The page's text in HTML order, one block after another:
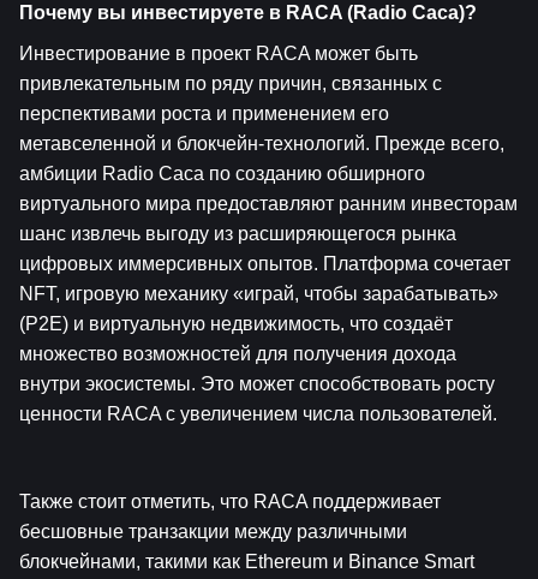
Почему вы инвестируете в RACA (Radio Caca)?
Инвестирование в проект RACA может быть
привлекательным по ряду причин, связанных с
перспективами роста и применением его
метавселенной и блокчейн-технологий. Прежде всего,
амбиции Radio Caca по созданию обширного
виртуального мира предоставляют ранним инвесторам
шанс извлечь выгоду из расширяющегося рынка
цифровых иммерсивных опытов. Платформа сочетает
NFT, игровую механику «играй, чтобы зарабатывать»
(P2E) и виртуальную недвижимость, что создаёт
множество возможностей для получения дохода
внутри экосистемы. Это может способствовать росту
ценности RACA с увеличением числа пользователей.
Также стоит отметить, что RACA поддерживает
бесшовные транзакции между различными
блокчейнами, такими как Ethereum и Binance Smart